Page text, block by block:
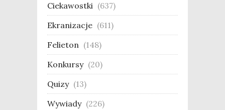
Ciekawostki (637)
Ekranizacje (611)
Felieton (148)
Konkursy (20)
Quizy (13)
Wywiady (226)